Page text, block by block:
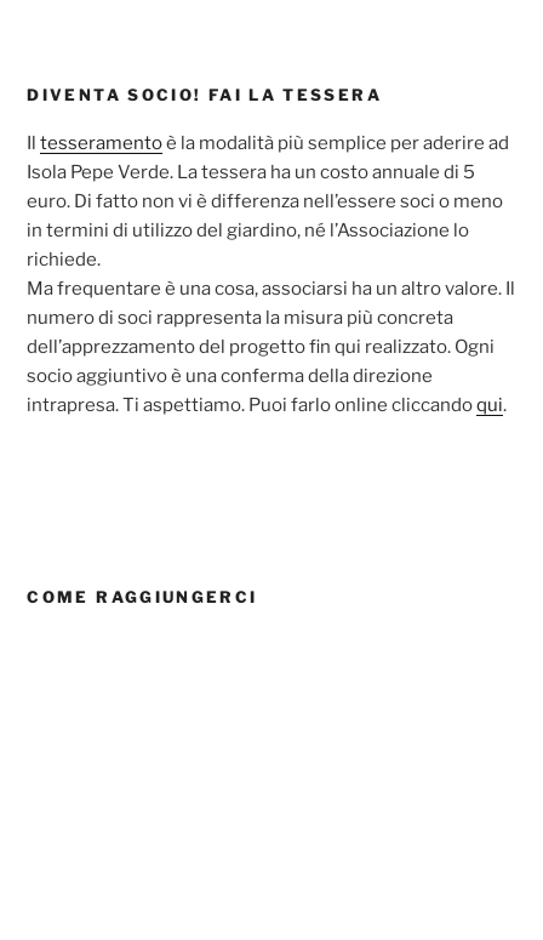
DIVENTA SOCIO! FAI LA TESSERA
Iltesseramentoè la modalità più semplice per aderire ad
Isola Pepe Verde. La tessera ha un costo annuale di 5
euro. Di fatto non vi è differenza nell’essere soci o meno
in termini di utilizzo del giardino, né l’Associazione lo
richiede.
Ma frequentare è una cosa, associarsi ha un altro valore. Il
numero di soci rappresenta la misura più concreta
dell’apprezzamento del progetto fin qui realizzato. Ogni
socio aggiuntivo è una conferma della direzione
intrapresa. Ti aspettiamo. Puoi farlo online cliccandoqui.
COME RAGGIUNGERCI